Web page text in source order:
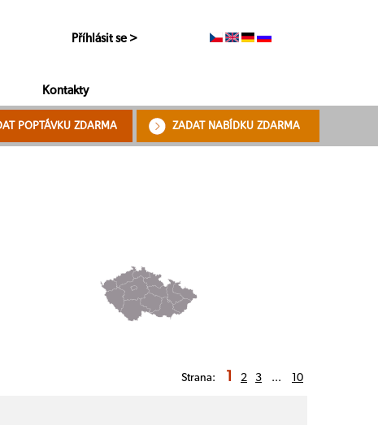
Příhlásit se >
Kontakty
POPTÁVKU ZDARMA ZADAT NABÍDKU ZDARMA
Strana: 1 2 3 ... 10